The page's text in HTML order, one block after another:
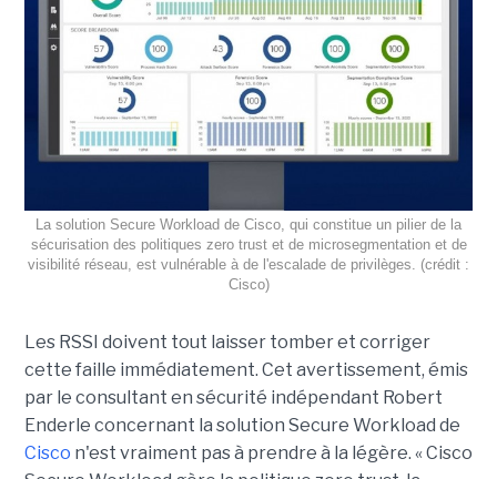
La solution Secure Workload de Cisco, qui constitue un pilier de la
sécurisation des politiques zero trust et de microsegmentation et de
visibilité réseau, est vulnérable à de l'escalade de privilèges. (crédit :
Cisco)
Les RSSI doivent tout laisser tomber et corriger
cette faille immédiatement. Cet avertissement, émis
par le consultant en sécurité indépendant Robert
Enderle concernant la solution Secure Workload de
Cisco n'est vraiment pas à prendre à la légère. « Cisco